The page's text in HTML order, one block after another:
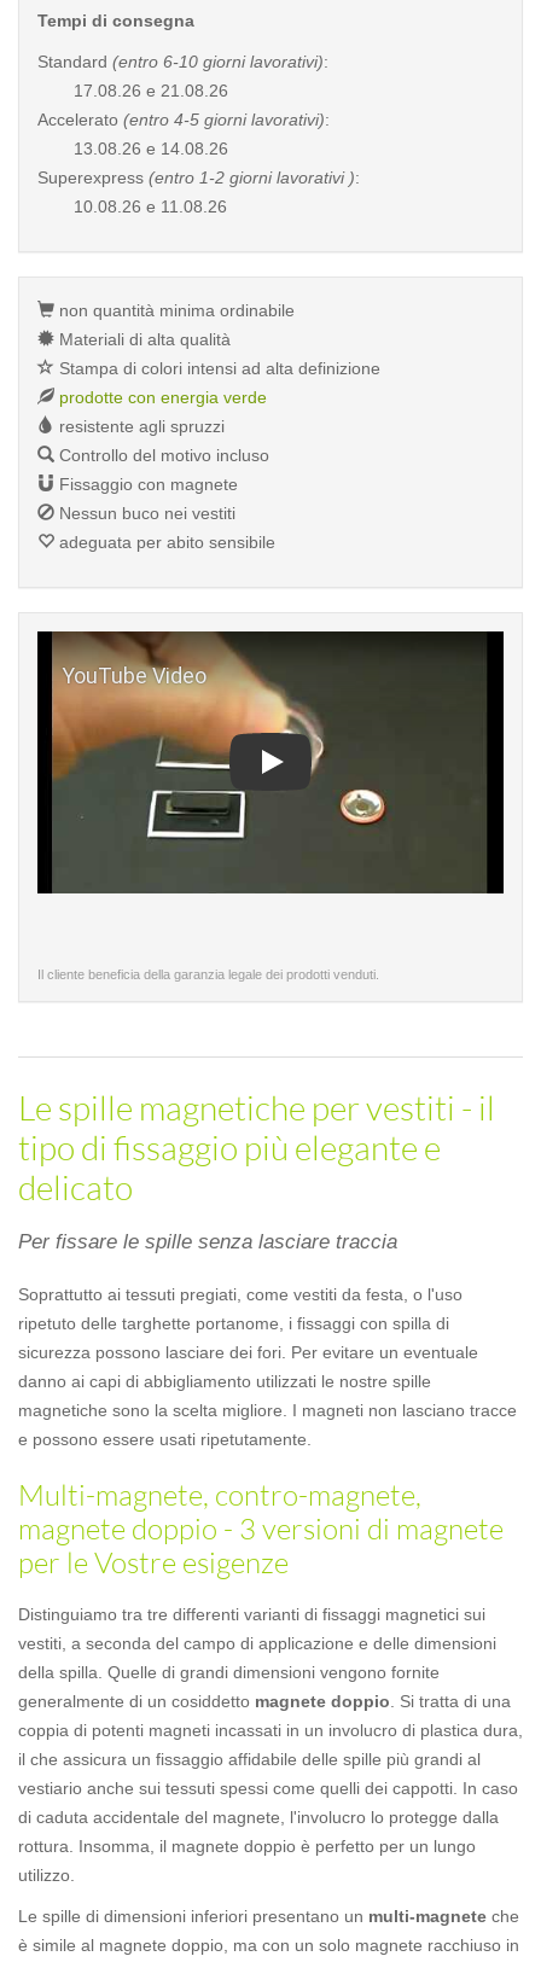
Tempi di consegna
Standard (entro 6-10 giorni lavorativi):
17.08.26 e 21.08.26
Accelerato (entro 4-5 giorni lavorativi):
13.08.26 e 14.08.26
Superexpress (entro 1-2 giorni lavorativi ):
10.08.26 e 11.08.26
non quantità minima ordinabile
Materiali di alta qualità
Stampa di colori intensi ad alta definizione
prodotte con energia verde
resistente agli spruzzi
Controllo del motivo incluso
Fissaggio con magnete
Nessun buco nei vestiti
adeguata per abito sensibile
Il cliente beneficia della garanzia legale dei prodotti venduti.
Le spille magnetiche per vestiti - il
tipo di fissaggio più elegante e
delicato
Per fissare le spille senza lasciare traccia
Soprattutto ai tessuti pregiati, come vestiti da festa, o l'uso
ripetuto delle targhette portanome, i fissaggi con spilla di
sicurezza possono lasciare dei fori. Per evitare un eventuale
danno ai capi di abbigliamento utilizzati le nostre spille
magnetiche sono la scelta migliore. I magneti non lasciano tracce
e possono essere usati ripetutamente.
Multi-magnete, contro-magnete,
magnete doppio - 3 versioni di magnete
per le Vostre esigenze
Distinguiamo tra tre differenti varianti di fissaggi magnetici sui
vestiti, a seconda del campo di applicazione e delle dimensioni
della spilla. Quelle di grandi dimensioni vengono fornite
generalmente di un cosiddetto magnete doppio . Si tratta di una
coppia di potenti magneti incassati in un involucro di plastica dura,
il che assicura un fissaggio affidabile delle spille più grandi al
vestiario anche sui tessuti spessi come quelli dei cappotti. In caso
di caduta accidentale del magnete, l'involucro lo protegge dalla
rottura. Insomma, il magnete doppio è perfetto per un lungo
utilizzo.
Le spille di dimensioni inferiori presentano un multi-magnete che
è simile al magnete doppio, ma con un solo magnete racchiuso in